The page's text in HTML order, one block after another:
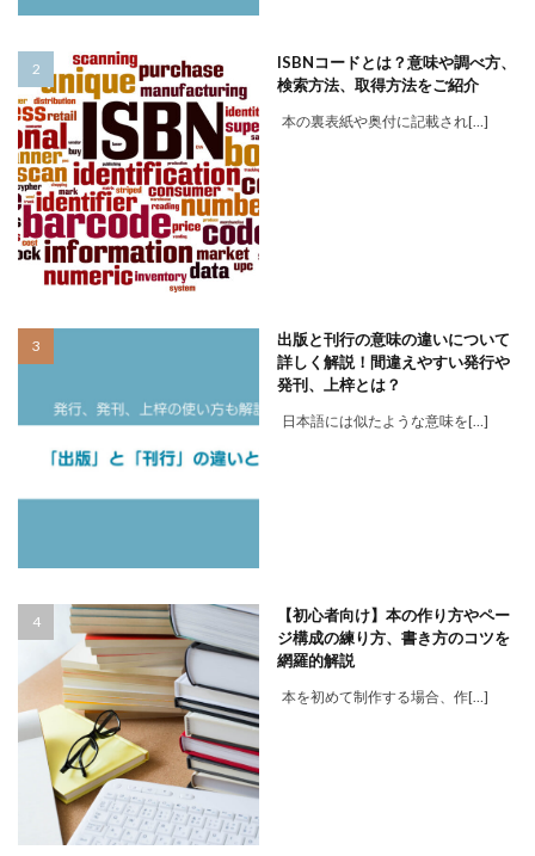
ISBNコードとは？意味や調べ方、
検索方法、取得方法をご紹介
本の裏表紙や奥付に記載され[…]
出版と刊行の意味の違いについて
詳しく解説！間違えやすい発行や
発刊、上梓とは？
日本語には似たような意味を[…]
【初心者向け】本の作り方やペー
ジ構成の練り方、書き方のコツを
網羅的解説
本を初めて制作する場合、作[…]